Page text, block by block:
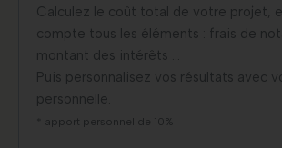
Calculez le coût total de votre projet,
compte tous les éléments : frais de
montant des intérêts …
Puis personnalisez vos résultats avec
personnelle.
* apport personnel de 10%